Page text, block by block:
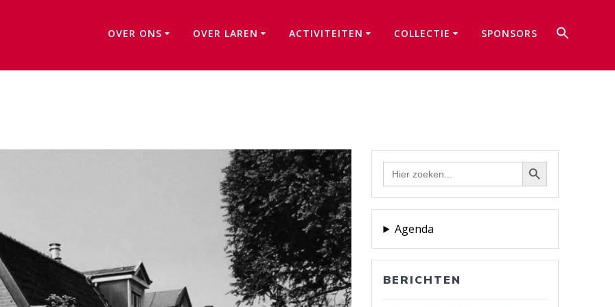
OVER ONS OVER LAREN ACTIVITEITEN COLLECTIE SPONSORS
Zoek
naar:
Zoekknop
Agenda
BERICHTEN